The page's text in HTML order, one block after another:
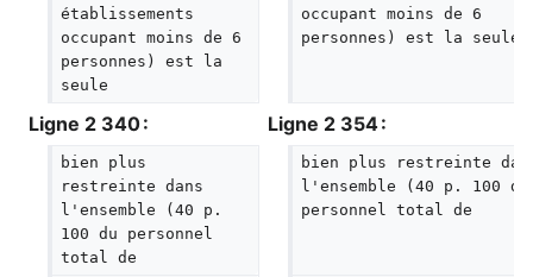
établissements
occupant moins de 6
personnes) est la
seule
occupant moins de 6
personnes) est la seule
Ligne 2 340 : Ligne 2 354 :
bien plus
restreinte dans
l'ensemble (40 p.
100 du personnel
total de
bien plus restreinte
l'ensemble (40 p. 100
personnel total de